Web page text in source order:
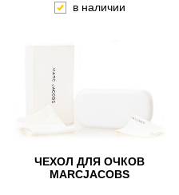
в наличии
ЧЕХОЛ ДЛЯ ОЧКОВ
MARCJACOBS